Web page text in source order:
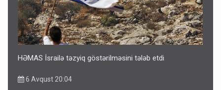
HƏMAS İsrailə təzyiq göstərilməsini tələb etdi
6 Avqust 20:04